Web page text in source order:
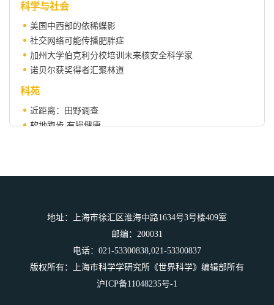
科学与社会
美国中西部的依稀蝶影
社交网络可能传播肥胖症
加州大学伯克利分校培训未来核安全科学家
诺贝尔获奖得者汇聚林道
科苑
近距离：田野调查
软地跑步 有损健康
地址：上海市徐汇区淮海中路1634号3号楼409室
邮编：200031
电话：021-53300838,021-53300837
版权所有：上海市科学学研究所《世界科学》编辑部所有
沪ICP备11048235号-1